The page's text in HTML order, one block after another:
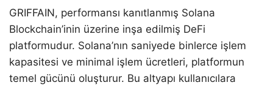
GRIFFAIN, performansı kanıtlanmış Solana
Blockchain’inin üzerine inşa edilmiş DeFi
platformudur. Solana’nın saniyede binlerce işlem
kapasitesi ve minimal işlem ücretleri, platformun
temel gücünü oluşturur. Bu altyapı kullanıcılara